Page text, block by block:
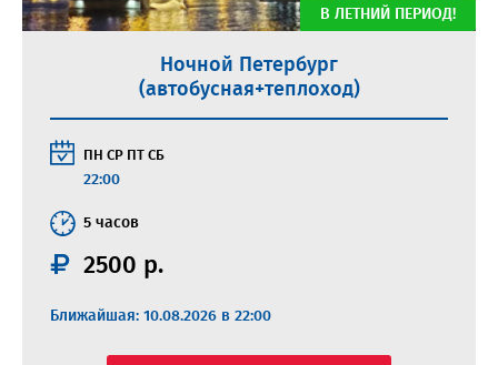
Ночной Петербург
(автобусная+теплоход)
В ЛЕТНИЙ ПЕРИОД!
ПН СР СБ
22:00
5 часов
2500 р.
Ближайшая: 10.08.2026 в 22:00